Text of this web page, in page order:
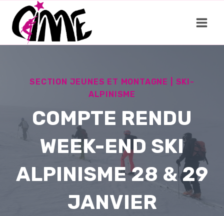
contenu
SECTION JEUNES ET MONTAGNE
SKI-
ALPINISME
COMPTE RENDU
WEEK-END SKI
ALPINISME 28 & 29
JANVIER